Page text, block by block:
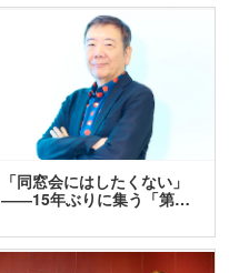
「同窓会にはしたくない」
――15年ぶりに集う「第…